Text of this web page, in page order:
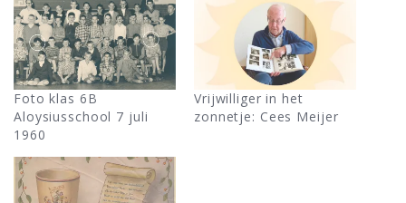
Foto klas 6B
Aloysiusschool 7 juli
1960
Vrijwilliger in het
zonnetje: Cees Meijer